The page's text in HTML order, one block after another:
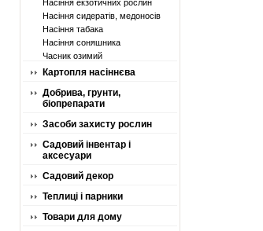
Насіння екзотичних рослин
Насіння сидератів, медоносів
Насіння табака
Насіння соняшника
Часник озимий
Картопля насіннєва
Добрива, грунти,
біопрепарати
Засоби захисту рослин
Садовий інвентар і
аксесуари
Садовий декор
Теплиці і парники
Товари для дому